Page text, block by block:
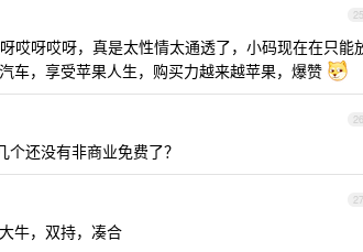
25
哎呀哎呀，真是太性情太通透了，小码现在在只能
车，享受苹果人生，购买力越来越苹果，爆赞
26
还没有非商业免费了？
27
牛，双持，凑合